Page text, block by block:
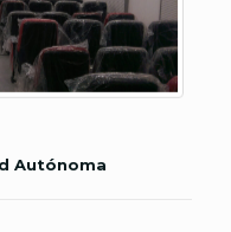
Autónoma